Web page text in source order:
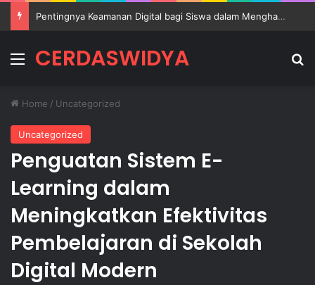
Pentingnya Keamanan Digital bagi Siswa dalam Menghadapi Perkembangan Teknologi Modern
MenuCERDASWIDYA
Home / Uncategorized
Uncategorized
Penguatan Sistem E-
Learning dalam
Meningkatkan Efektivitas
Pembelajaran di Sekolah
Digital Modern